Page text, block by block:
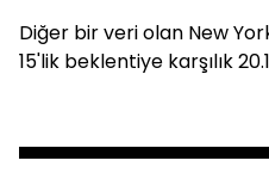
Diğer bir veri olan New
15'lik beklentiye karşılık